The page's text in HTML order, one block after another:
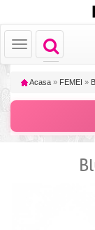
Toggle
navigation
Toggle
navigation
Acasa » FEMEI »